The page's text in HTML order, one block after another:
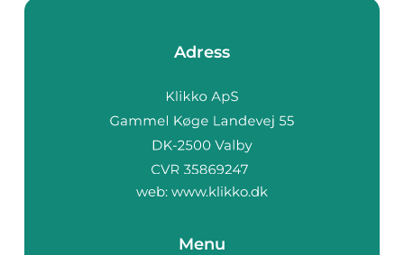
Adress
web: www.klikko.dk
Menu